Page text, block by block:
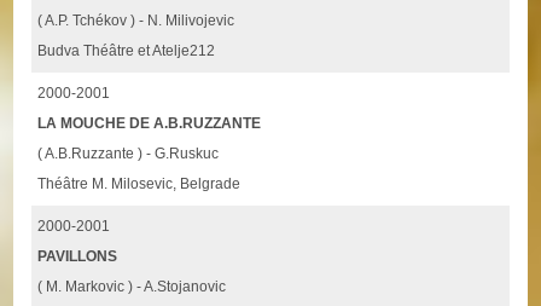
( A.P. Tchékov ) - N. Milivojevic
Budva Théâtre et Atelje212
2000-2001
LA MOUCHE DE A.B.RUZZANTE
( A.B.Ruzzante ) - G.Ruskuc
Théâtre M. Milosevic, Belgrade
2000-2001
PAVILLONS
( M. Markovic ) - A.Stojanovic